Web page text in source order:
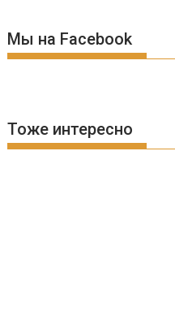
Мы на Facebook
Тоже интересно